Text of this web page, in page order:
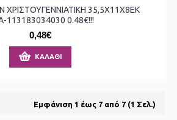
35,5X11X8ΕΚ
113183034030 0.48€!!!
0,48€
ΚΑΛΆΘΙ
Εμφάνιση 1 έως 7 από 7 (1 Σελ.)